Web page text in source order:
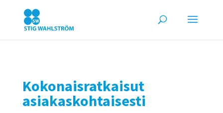
Kokonaisratkaisut
asiakaskohtaisesti